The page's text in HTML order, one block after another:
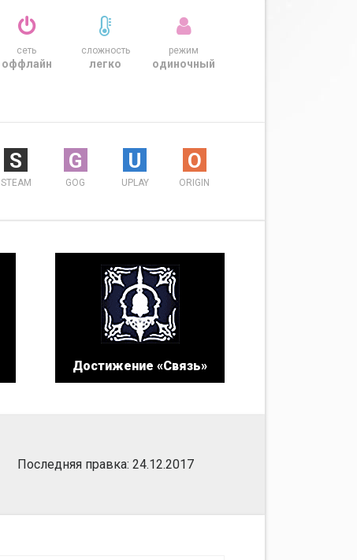
сеть
оффлайн
сложность
легко
режим
одиночный
S
STEAM
G
GOG
U
UPLAY
O
ORIGIN
Достижение «Связь»
Последняя правка: 24.12.2017